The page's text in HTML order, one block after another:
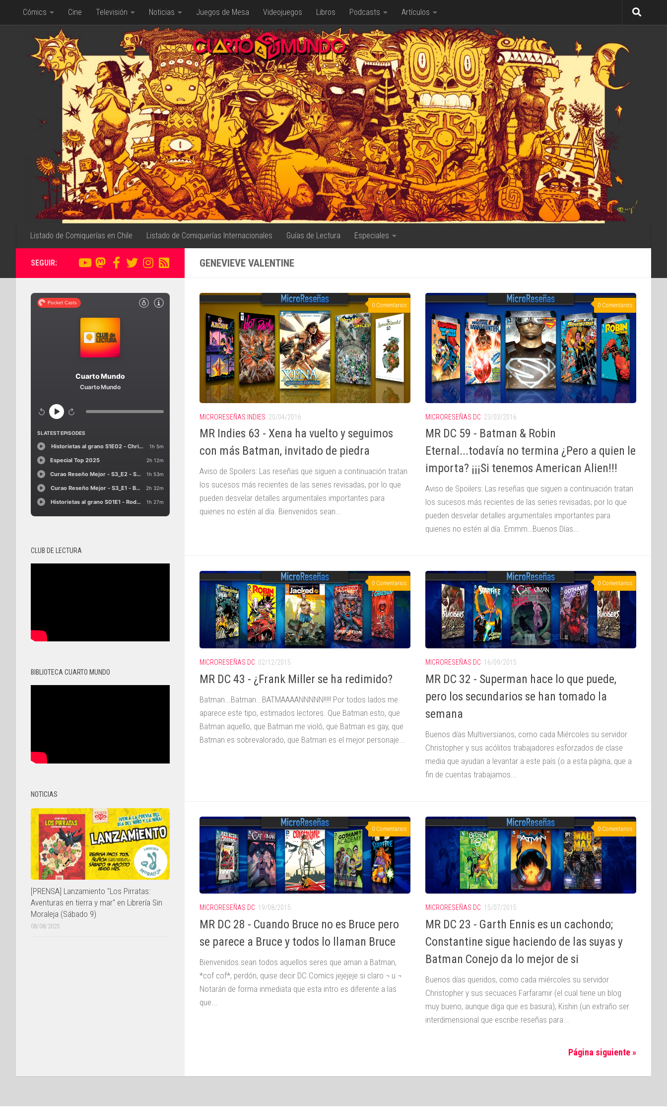
Saltar al contenido
Cómics Cine Televisión Noticias Juegos de Mesa Videojuegos Libros Podcasts Artículos
Listado de Comiquerías en Chile Listado de Comiquerías Internacionales Guías de Lectura Especiales
GENEVIEVE VALENTINE
0 Comentarios
MICRORESEÑAS INDIES 20/04/2016
MR Indies 63 - Xena ha vuelto y seguimos
con más Batman, invitado de piedra
Aviso de Spoilers: Las reseñas que siguen a continuación tratan
los sucesos más recientes de las series revisadas, por lo que
pueden desvelar detalles argumentales importantes para
quienes no estén al día. Bienvenidos sean...
0 Comentarios
MICRORESEÑAS DC 23/03/2016
MR DC 59 - Batman & Robin
Eternal...todavía no termina ¿Pero a quien le
importa? ¡¡¡Si tenemos American Alien!!!
Aviso de Spoilers: Las reseñas que siguen a continuación tratan
los sucesos más recientes de las series revisadas, por lo que
pueden desvelar detalles argumentales importantes para
quienes no estén al día. Emmm…Buenos Días...
0 Comentarios
MICRORESEÑAS DC 02/12/2015
MR DC 43 - ¿Frank Miller se ha redimido?
Batman...Batman...BATMAAAANNNNN!!!!! Por todos lados me
aparece este tipo, estimados lectores. Que Batman esto, que
Batman aquello, que Batman me violó, que Batman es gay, que
Batman es sobrevalorado, que Batman es el mejor personaje...
0 Comentarios
MICRORESEÑAS DC 16/09/2015
MR DC 32 - Superman hace lo que puede,
pero los secundarios se han tomado la
semana
Buenos días Multiversianos, como cada Miércoles su servidor
Christopher y sus acólitos trabajadores esforzados de clase
media que ayudan a levantar a este país (o a esta página, que a
fin de cuentas trabajamos...
0 Comentarios
MICRORESEÑAS DC 19/08/2015
MR DC 28 - Cuando Bruce no es Bruce pero
se parece a Bruce y todos lo llaman Bruce
Bienvenidos sean todos aquellos seres que aman a Batman,
*cof cof*, perdón, quise decir DC Comics jejejeje si claro ¬ u ¬
Notarán de forma inmediata que esta intro es diferente a las
que...
0 Comentarios
MICRORESEÑAS DC 15/07/2015
MR DC 23 - Garth Ennis es un cachondo;
Constantine sigue haciendo de las suyas y
Batman Conejo da lo mejor de si
Buenos días queridos, como cada miércoles su servidor
Christopher y sus secuaces Farfaramir (el cual tiene un blog
muy bueno, aunque diga que es basura), Kishin (un extraño ser
interdimensional que escribe reseñas para...
Página siguiente »
SEGUIR:
CLUB DE LECTURA
BIBLIOTECA CUARTO MUNDO
NOTICIAS
[PRENSA] Lanzamiento "Los Pirratas:
Aventuras en tierra y mar" en Librería Sin
Moraleja (Sábado 9)
08/08/2025